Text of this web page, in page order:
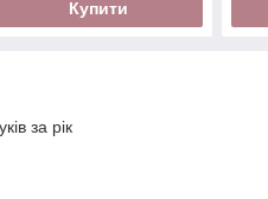
Купити
за рік